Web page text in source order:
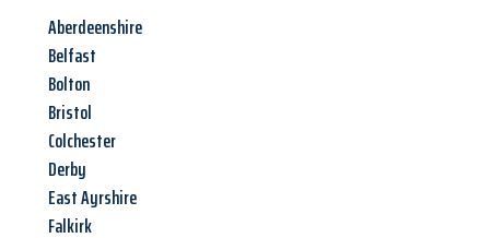
Aberdeenshire
Belfast
Bolton
Bristol
Colchester
Derby
East Ayrshire
Falkirk